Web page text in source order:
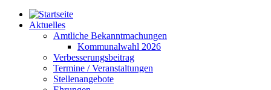
Aktuelles
Amtliche Bekanntmachungen
Kommunalwahl 2026
Verbesserungsbeitrag
Termine / Veranstaltungen
Stellenangebote